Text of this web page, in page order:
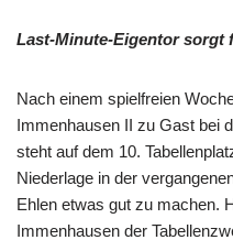
Last-Minute-Eigentor sorgt
Nach einem spielfreien
Immenhausen II zu Gast bei
steht auf dem 10.
Niederlage in der
Ehlen etwas gut zu machen.
Immenhausen der